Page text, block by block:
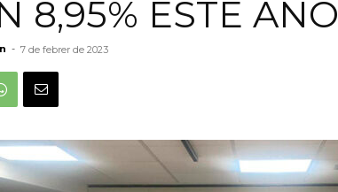
8,95% ESTE AÑO
- 7 de febrer de 2023